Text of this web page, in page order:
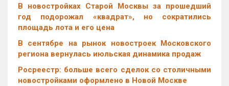
В новостройках Старой Москвы за прошедший
год подорожал «квадрат», но сократились
площадь лота и его цена
В сентябре на рынок новостроек Московского
региона вернулась июльская динамика продаж
Росреестр: больше всего сделок со столичными
новостройками оформлено в Новой Москве